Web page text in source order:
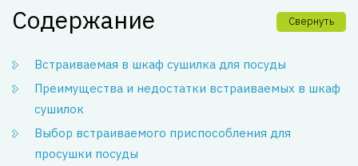
Содержание Свернуть
Встраиваемая в шкаф сушилка для посуды
Преимущества и недостатки встраиваемых в шкаф
сушилок
Выбор встраиваемого приспособления для
просушки посуды